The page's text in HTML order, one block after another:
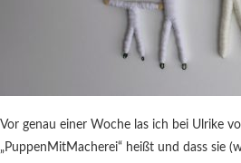
Vor genau einer Woche las ich bei Ulrike
„PuppenMitMacherei“ heißt und dass sie